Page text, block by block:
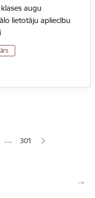
augu
lietotāju apliecību
… 301